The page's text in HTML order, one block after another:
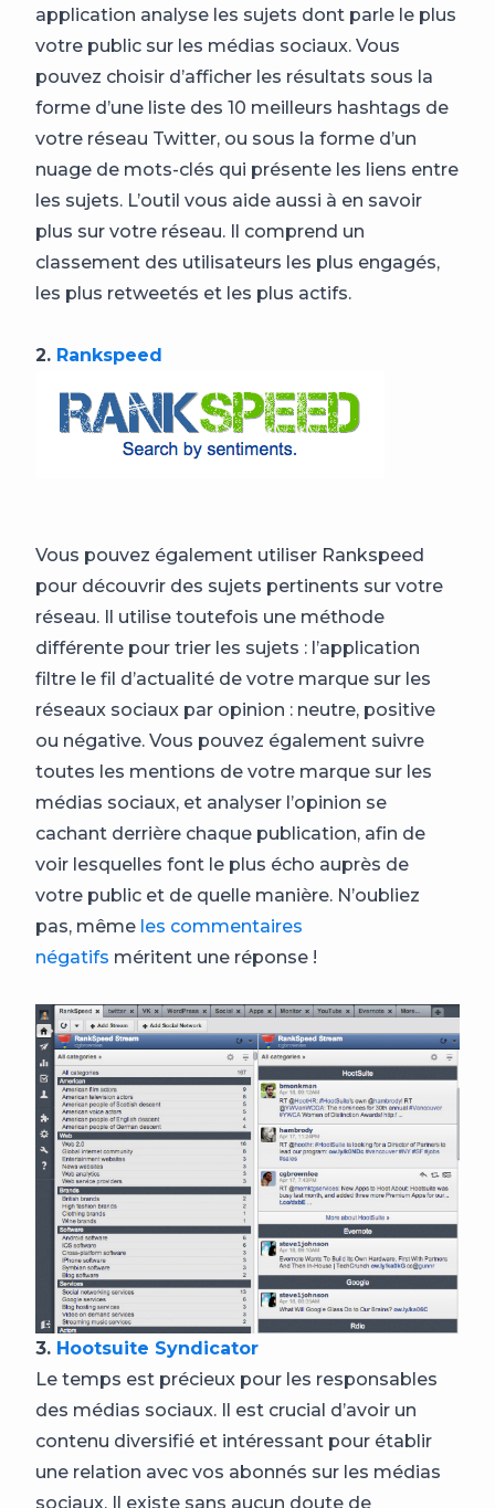
application analyse les sujets dont parle le plus
votre public sur les médias sociaux. Vous
pouvez choisir d’afficher les résultats sous la
forme d’une liste des 10 meilleurs hashtags de
votre réseau Twitter, ou sous la forme d’un
nuage de mots-clés qui présente les liens entre
les sujets. L’outil vous aide aussi à en savoir
plus sur votre réseau. Il comprend un
classement des utilisateurs les plus engagés,
les plus retweetés et les plus actifs.
2. Rankspeed
Vous pouvez également utiliser Rankspeed
pour découvrir des sujets pertinents sur votre
réseau. Il utilise toutefois une méthode
différente pour trier les sujets : l’application
filtre le fil d’actualité de votre marque sur les
réseaux sociaux par opinion : neutre, positive
ou négative. Vous pouvez également suivre
toutes les mentions de votre marque sur les
médias sociaux, et analyser l’opinion se
cachant derrière chaque publication, afin de
voir lesquelles font le plus écho auprès de
votre public et de quelle manière. N’oubliez
pas, même les commentaires
négatifs méritent une réponse !
3. Hootsuite Syndicator
Le temps est précieux pour les responsables
des médias sociaux. Il est crucial d’avoir un
contenu diversifié et intéressant pour établir
une relation avec vos abonnés sur les médias
sociaux. Il existe sans aucun doute de